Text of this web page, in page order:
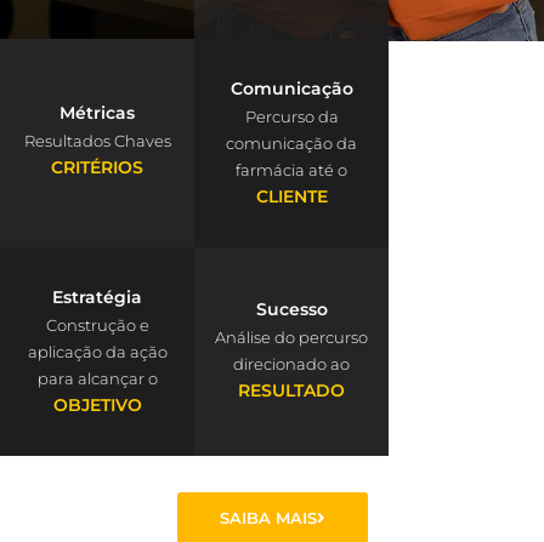
Métricas
Resultados Chaves
CRITÉRIOS
Comunicação
Percurso da
comunicação da
farmácia até o
CLIENTE
Estratégia
Construção e
aplicação da ação
para alcançar o
OBJETIVO
Sucesso
Análise do percurso
direcionado ao
RESULTADO
SAIBA MAIS